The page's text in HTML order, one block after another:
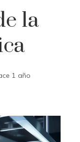
la
1 año